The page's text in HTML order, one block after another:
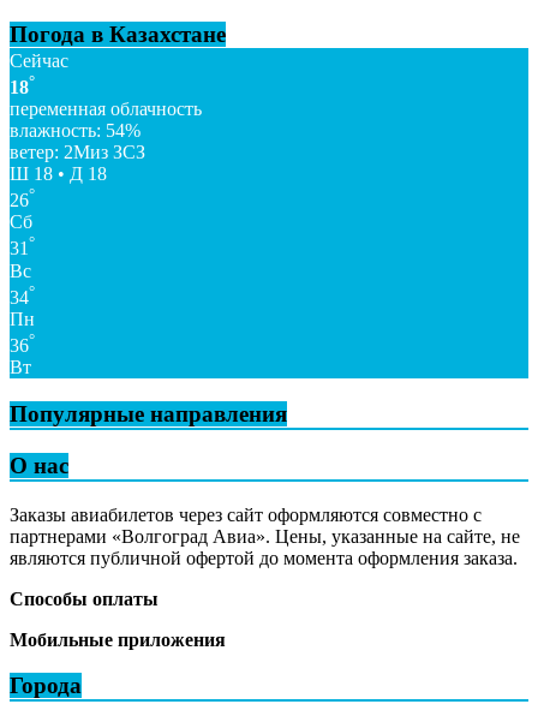
Погода в Казахстане
Сейчас
18°
переменная облачность
влажность: 54%
ветер: 2Миз ЗСЗ
Ш 18 • Д 18
26°
Сб
31°
Вс
34°
Пн
36°
Вт
Популярные направления
О нас
Заказы авиабилетов через сайт оформляются совместно с
партнерами «Волгоград Авиа». Цены, указанные на сайте, не
являются публичной офертой до момента оформления заказа.
Способы оплаты
Мобильные приложения
Города